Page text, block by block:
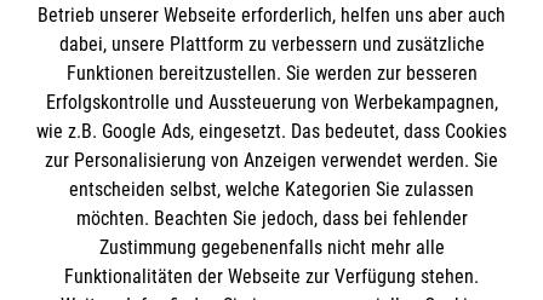
Informationen
Impressum
Datenschutz
Kontakt
Die Malteser
Malteser in Deutschland
Malteserorden
Spendenkonto
Betrieb unserer Webseite erforderlich, helfen uns aber auch
dabei, unsere Plattform zu verbessern und zusätzliche
Funktionen bereitzustellen. Sie werden zur besseren
Erfolgskontrolle und Aussteuerung von Werbekampagnen,
wie z.B. Google Ads, eingesetzt. Das bedeutet, dass Cookies
zur Personalisierung von Anzeigen verwendet werden. Sie
entscheiden selbst, welche Kategorien Sie zulassen
möchten. Beachten Sie jedoch, dass bei fehlender
Zustimmung gegebenenfalls nicht mehr alle
Funktionalitäten der Webseite zur Verfügung stehen.